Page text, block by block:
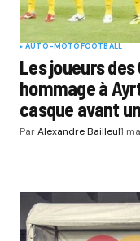
AUTO-MOTOFOOTBALL
Les joueurs
hommage à
casque avant
ParAlexandre Bailleul1